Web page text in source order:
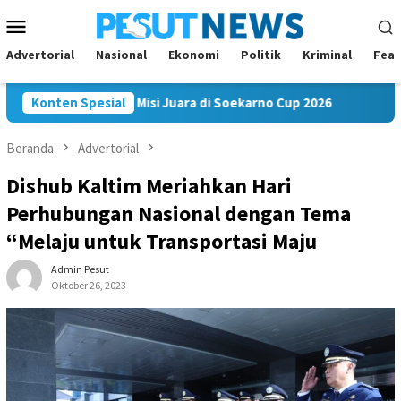
ke
kontenMobile
Advertorial Nasional Ekonomi Politik Kriminal
Konten Spesial
FC Bawa Misi Juara di Soekarno Cup 2026
Beranda Advertorial
Dishub Kaltim Meriahkan Hari
Perhubungan Nasional dengan Tema
“Melaju untuk Transportasi Maju
Admin Pesut
Oktober 26, 2023